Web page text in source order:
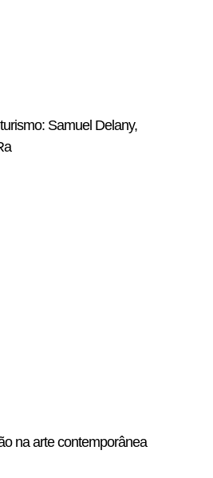
Samuel Delany,
na arte contemporânea